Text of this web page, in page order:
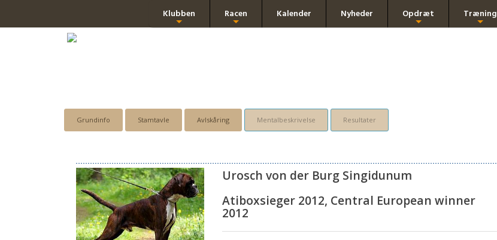
Klubben Racen Kalender Nyheder Opdræt Træning
Grundinfo Stamtavle Avlskåring Mentalbeskrivelse Resultater
Urosch von der Burg Singidunum
Atiboxsieger 2012, Central European winner
2012